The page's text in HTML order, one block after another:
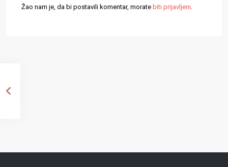
Žao nam je, da bi postavili komentar, morate biti prijavljeni.